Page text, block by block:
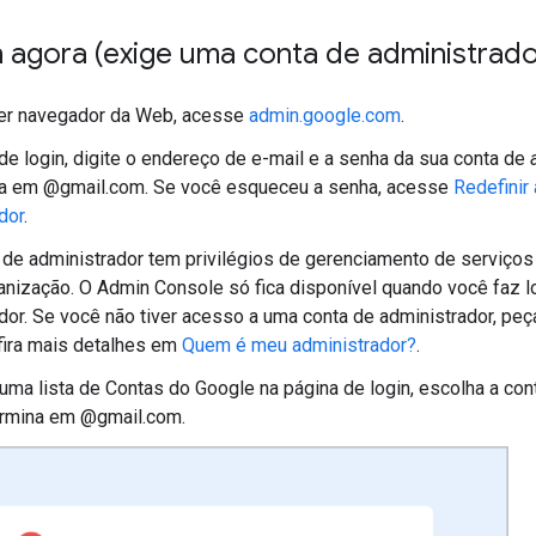
agora (exige uma conta de
navegador da Web, acesse admin.google.com.
login, digite o endereço de e-mail e a senha da sua conta de
em @gmail.com. Se você esqueceu a senha, acesse Redefinir
.
de administrador tem privilégios de gerenciamento de
O Admin Console só fica disponível quando você faz
Se você não tiver acesso a uma conta de administrador,
mais detalhes em Quem é meu administrador?.
lista de Contas do Google na página de login, escolha a
em @gmail.com.